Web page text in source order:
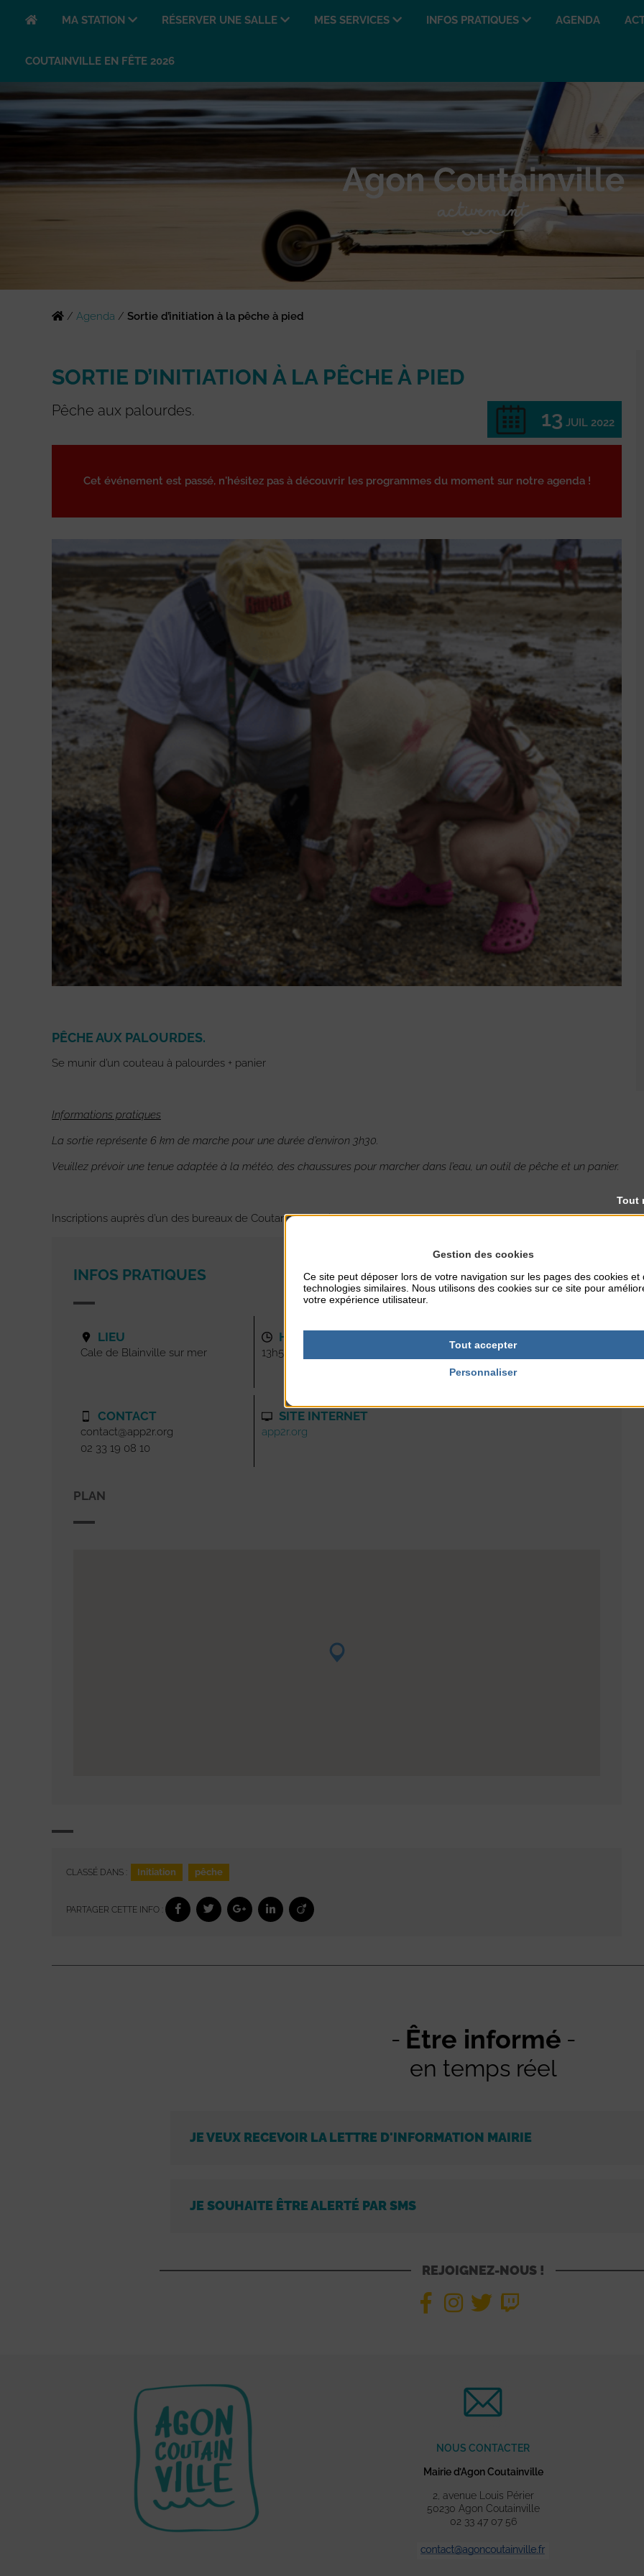
MA STATION RÉSERVER UNE SALLE MES SERVICES INFOS PRATIQUES AGENDA
COUTAINVILLE EN FÊTE 2026
/ Agenda / Sortie d’initiation à la pêche à pied
SORTIE D’INITIATION À LA PÊCHE À PIED
Pêche aux palourdes. 13 JUIL 2022
Cet événement est passé, n'hésitez pas à découvrir les programmes du moment sur notre agenda !
PÊCHE AUX PALOURDES.
Se munir d’un couteau à palourdes + panier
Informations pratiques
La sortie représente 6 km de marche pour une durée d’environ 3h30.
Veuillez prévoir une tenue adaptée à la météo, des chaussures pour marcher dans l’eau, un outil de pêche et un panier.
Inscriptions auprès d’un des bureaux de Coutances Tourisme.
INFOS PRATIQUES
LIEU
Cale de Blainville sur mer
CONTACT
contact@app2r.org
02 33 19 08 10
HORAIRES
13h50
SITE INTERNET
app2r.org
5€/personne
PLAN
CLASSÉ DANS : Initiation pêche
PARTAGER CETTE INFO :
Être informé
en temps réel
JE VEUX RECEVOIR LA LETTRE D'INFORMATION MAIRIE
JE SOUHAITE ÊTRE ALERTÉ PAR SMS
REJOIGNEZ-NOUS !
NOUS CONTACTER
Mairie d’Agon Coutainville
2, avenue Louis Périer
50230 Agon Coutainville
02 33 47 07 56
Gestion des cookies
Ce site peut déposer lors de votre navigation sur les pages des cookies et
technologies similaires. Nous utilisons des cookies sur ce site pour
votre expérience utilisateur.
Tout accepter
Tout
Personnaliser